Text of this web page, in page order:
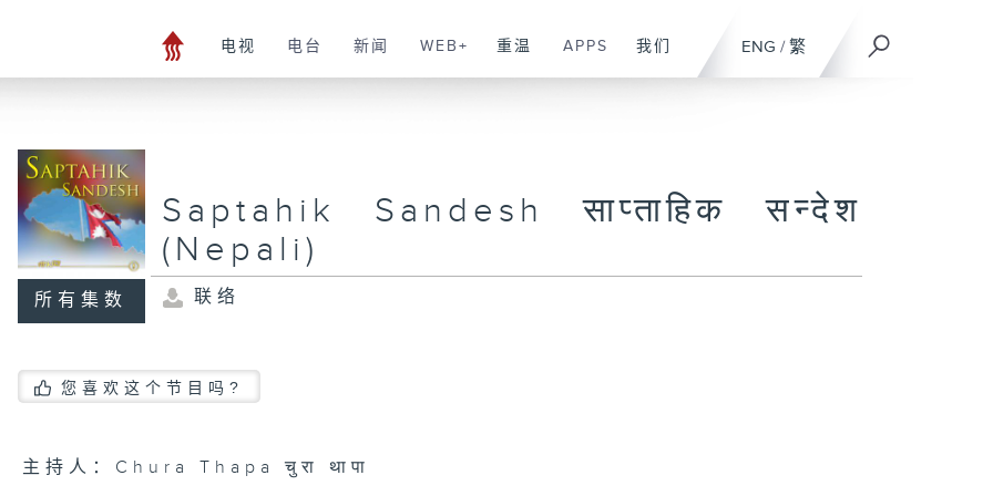
ENG / 繁
电视 电台 新闻 WEB+ 重温 APPS 我们
所有集数
Saptahik Sandesh साप्ताहिक सन्देश
(Nepali)
联络
您喜欢这个节目吗?
主持人：Chura Thapa चुरा थापा